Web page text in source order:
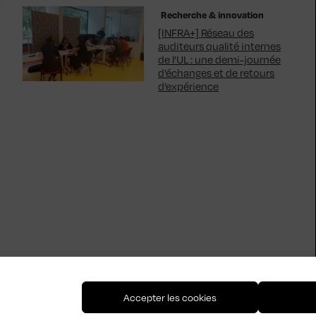
Accepter les cookies
Recherche & innovation
[INFRA+] Réseau des
auditeurs qualité internes
de l’UL : une demi-journée
d’échanges et de retours
d’expérience